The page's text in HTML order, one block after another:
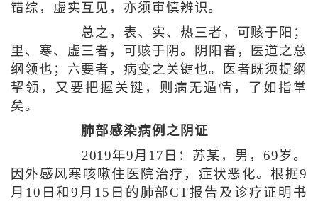
错综，虚实互见，亦须审慎辨识。
总之，表、实、热三者，可赅于阳；
里、寒、虚三者，可赅于阴。阴阳者，医道之总
纲领也；六要者，病变之关键也。医者既须提纲
挈领，又要把握关键，则病无遁情，了如指掌
矣。
肺部感染病例之阴证
2019年9月17日：苏某，男，69岁。
因外感风寒咳嗽住医院治疗，症状恶化。根据9
月10日和9月15日的肺部CT报告及诊疗证明书